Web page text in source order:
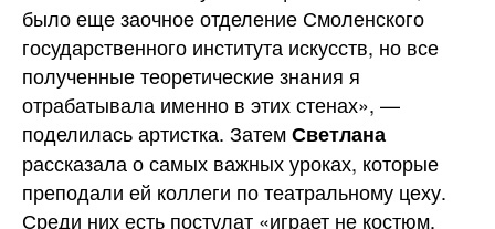
было еще заочное отделение Смоленского
государственного института искусств, но все
полученные теоретические знания я
отрабатывала именно в этих стенах», —
поделилась артистка. ЗатемСветлана
рассказала о самых важных уроках, которые
преподали ей коллеги по театральному цеху.
Среди них есть постулат «играет не костюм,